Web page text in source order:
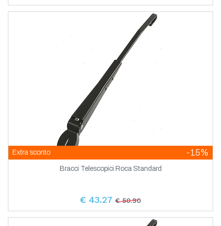
Extra sconto -15%
Bracci Telescopici Roca Standard
€ 43.27 € 50.90